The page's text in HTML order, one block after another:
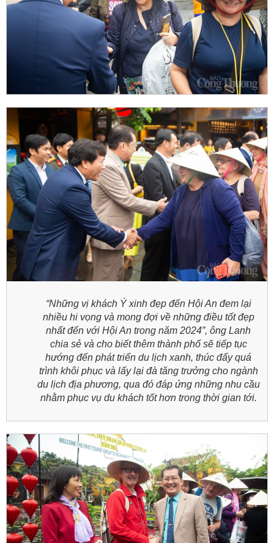
“Những vị khách Ý xinh đẹp đến Hội An đem lại
nhiều hi vọng và mong đợi về những điều tốt đẹp
nhất đến với Hội An trong năm 2024”, ông Lanh
chia sẻ và cho biết thêm thành phố sẽ tiếp tục
hướng đến phát triển du lịch xanh, thúc đẩy quá
trình khôi phục và lấy lại đà tăng trưởng cho ngành
du lịch địa phương, qua đó đáp ứng những nhu cầu
nhằm phục vụ du khách tốt hơn trong thời gian tới.